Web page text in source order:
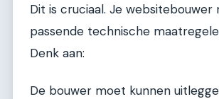
Dit is cruciaal. Je websitebouwer
passende technische
Denk aan:
De bouwer moet kunnen